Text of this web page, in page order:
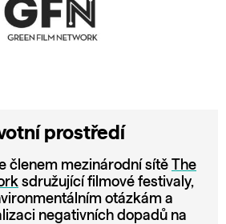
prostředí
členem mezinárodní sítě
The
sdružující filmové festivaly,
otázkám a
negativních dopadů na